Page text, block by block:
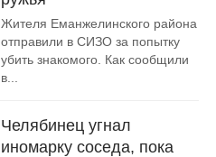
Жителя Еманжелинского района
отправили в СИЗО за попытку
убить знакомого. Как сообщили
в...
Челябинец угнал
иномарку соседа, пока